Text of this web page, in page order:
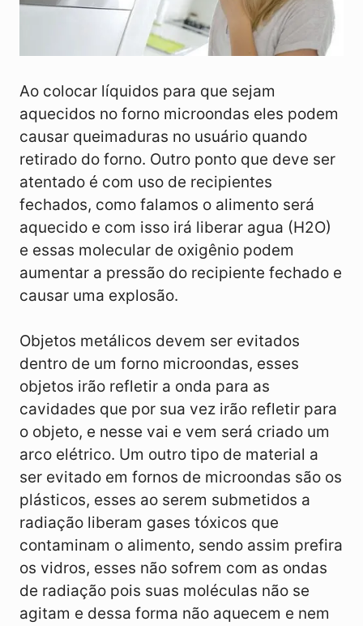
Ao colocar líquidos para que sejam
aquecidos no forno microondas eles podem
causar queimaduras no usuário quando
retirado do forno. Outro ponto que deve ser
atentado é com uso de recipientes
fechados, como falamos o alimento será
aquecido e com isso irá liberar agua (H2O)
e essas molecular de oxigênio podem
aumentar a pressão do recipiente fechado e
causar uma explosão.
Objetos metálicos devem ser evitados
dentro de um forno microondas, esses
objetos irão refletir a onda para as
cavidades que por sua vez irão refletir para
o objeto, e nesse vai e vem será criado um
arco elétrico. Um outro tipo de material a
ser evitado em fornos de microondas são os
plásticos, esses ao serem submetidos a
radiação liberam gases tóxicos que
contaminam o alimento, sendo assim prefira
os vidros, esses não sofrem com as ondas
de radiação pois suas moléculas não se
agitam e dessa forma não aquecem e nem